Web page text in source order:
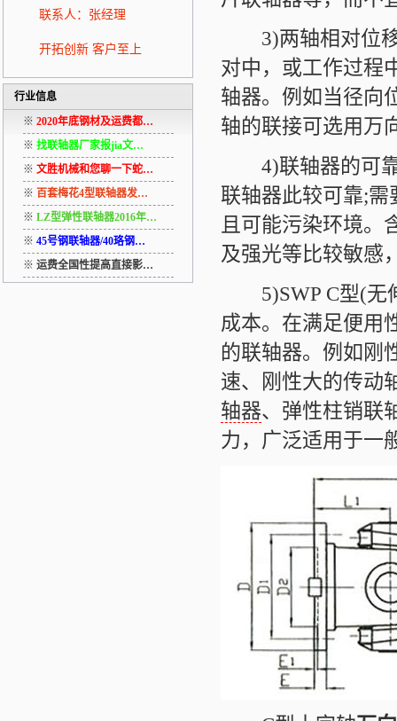
联系人：张经理
开拓创新 客户至上
行业信息
※ 2020年底钢材及运费都…
※ 找联轴器厂家报jia文…
※ 文胜机械和您聊一下蛇…
※ 百套梅花4型联轴器发…
※ LZ型弹性联轴器2016年…
※ 45号钢联轴器/40珞钢…
※ 运费全国性提高直接影…
3)两轴相对位移
对中，或工作过程
轴器。例如当径向
轴的联接可选用万
4)联轴器的可靠
联轴器此较可靠;
且可能污染环境。
及强光等比较敏感
5)SWP C型(无
成本。在满足便用
的联轴器。例如刚
速、刚性大的传动
轴器、弹性柱销联
力，广泛适用于一